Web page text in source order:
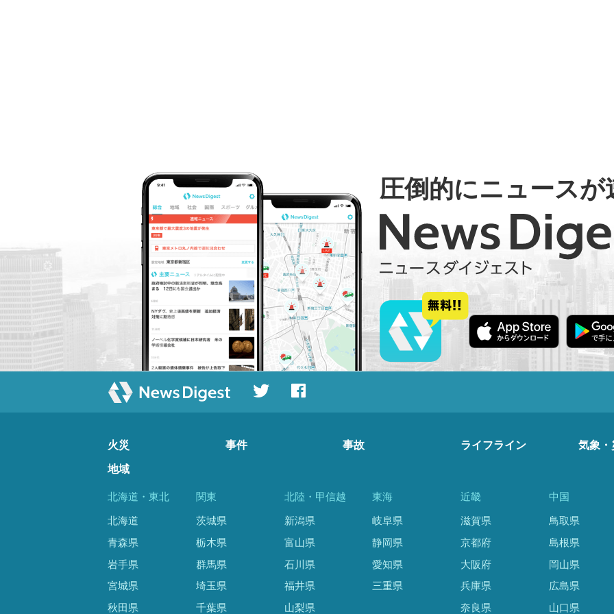
圧倒的にニュースが
火災 事件 事故 ライフライン 気象・
地域
北海道・東北
北海道
青森県
岩手県
宮城県
秋田県
関東
茨城県
栃木県
群馬県
埼玉県
千葉県
北陸・甲信越
新潟県
富山県
石川県
福井県
山梨県
東海
岐阜県
静岡県
愛知県
三重県
近畿
滋賀県
京都府
大阪府
兵庫県
奈良県
中国
鳥取県
島根県
岡山県
広島県
山口県